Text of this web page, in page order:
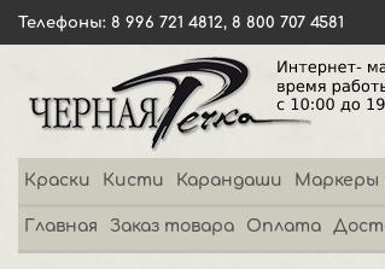
Телефоны: 8 996 721 4812, 8 800 707 4581
Краски Кисти Карандаши Маркеры
Главная Заказ товара Оплата